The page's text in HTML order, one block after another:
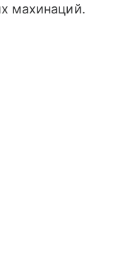
махинаций.